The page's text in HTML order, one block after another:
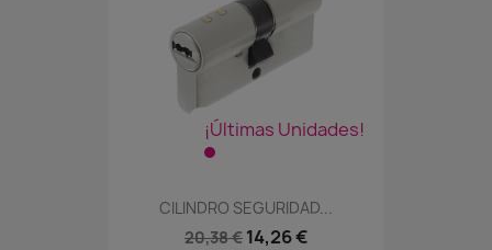
¡Últimas Unidades!
CILINDRO SEGURIDAD...
20,38 € 14,26 €